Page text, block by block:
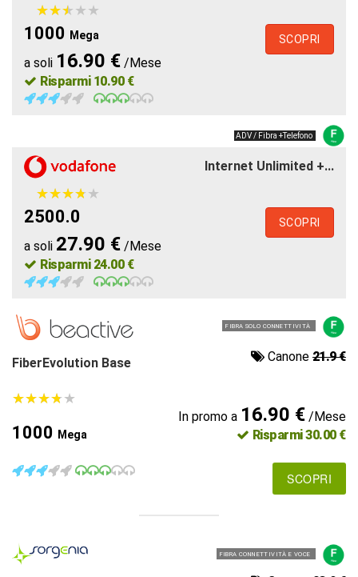
★★★★★
★★★★★
1000 Mega
a soli 16.90 € /Mese
Risparmi 10.90 €
SCOPRI
ADV / Fibra +Telefono
Internet Unlimited +...
★★★★★
★★★★★
2500.0
a soli 27.90 € /Mese
Risparmi 24.00 €
SCOPRI
FIBRA SOLO CONNETTIVITÀ
FiberEvolution Base Canone 21.9 €
★★★★★
★★★★★
1000 Mega
In promo a 16.90 €/Mese
Risparmi 30.00 €
SCOPRI
FIBRA CONNETTIVITÀ E VOCE